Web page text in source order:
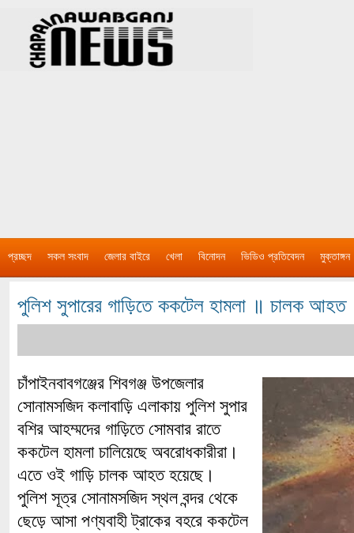
প্রচ্ছদ সকল সংবাদ জেলার বাইরে খেলা বিনোদন ভিডিও প্রতিবেদন মুক্তাঙ্গন
পুলিশ সুপারের গাড়িতে ককটেল হামলা ॥ চালক আহত
চাঁপাইনবাবগঞ্জের শিবগঞ্জ উপজেলার
সোনামসজিদ কলাবাড়ি এলাকায় পুলিশ সুপার
বশির আহম্মদের গাড়িতে সোমবার রাতে
ককটেল হামলা চালিয়েছে অবরোধকারীরা।
এতে ওই গাড়ি চালক আহত হয়েছে।
পুলিশ সূত্র সোনামসজিদ স্থল বন্দর থেকে
ছেড়ে আসা পণ্যবাহী ট্রাকের বহরে ককটেল